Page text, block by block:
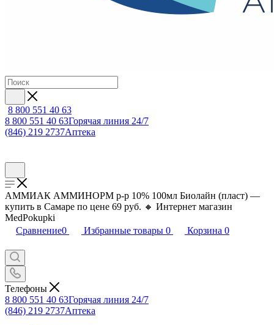
8 800 551 40 63
8 800 551 40 63Горячая линия 24/7
(846) 219 2737Аптека
АММИАК АММИНОРМ р-р 10% 100мл Биолайн (пласт) —
купить в Самаре по цене 69 руб. 🔸 Интернет магазин
MedPokupki
Сравнение0 Избранные товары 0 Корзина 0
Телефоны
8 800 551 40 63Горячая линия 24/7
(846) 219 2737Аптека